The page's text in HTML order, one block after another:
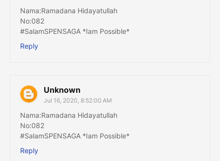
Nama:Ramadana Hidayatullah
No:082
#SalamSPENSAGA *Iam Possible*
Reply
Unknown
Jul 16, 2020, 8:52:00 AM
Nama:Ramadana Hidayatullah
No:082
#SalamSPENSAGA *Iam Possible*
Reply